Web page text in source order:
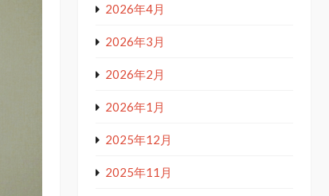
2026年4月
2026年3月
2026年2月
2026年1月
2025年12月
2025年11月